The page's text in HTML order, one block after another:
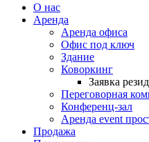
О нас
Аренда
Аренда офиса
Офис под ключ
Здание
Коворкинг
Заявка
Переговорная
Конференц-зал
Аренда event
Продажа